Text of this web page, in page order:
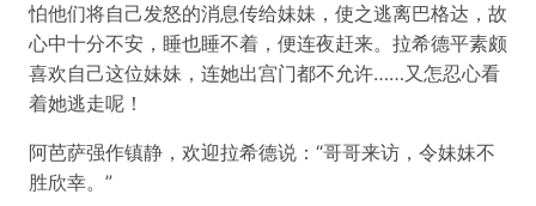
怕他们将自己发怒的消息传给妹妹，使之逃离巴格达，故
心中十分不安，睡也睡不着，便连夜赶来。拉希德平素颇
喜欢自己这位妹妹，连她出宫门都不允许……又怎忍心看
着她逃走呢！
阿芭萨强作镇静，欢迎拉希德说：“哥哥来访，令妹妹不
胜欣幸。”